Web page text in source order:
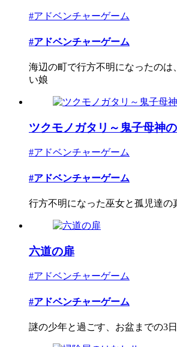
#アドベンチャーゲーム
#アドベンチャーゲーム
海辺の町で行方不明になったのは
い娘
ツクモノガタリ～鬼子母神
#アドベンチャーゲーム
#アドベンチャーゲーム
行方不明になった巫女と孤児達の
六道の扉
#アドベンチャーゲーム
#アドベンチャーゲーム
謎の少年と過ごす、お盆までの3